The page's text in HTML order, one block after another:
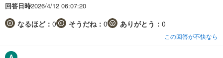
回答日時2026/4/12 06:07:20
なるほど： 0 そうだね： 0 ありがとう： 0
この回答が不快なら